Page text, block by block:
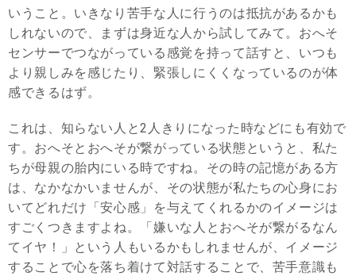
いうこと。いきなり苦手な人に行うのは抵抗があるかも
しれないので、まずは身近な人から試してみて。おへそ
センサーでつながっている感覚を持って話すと、いつも
より親しみを感じたり、緊張しにくくなっているのが体
感できるはず。
これは、知らない人と2人きりになった時などにも有効で
す。おへそとおへそが繋がっている状態というと、私た
ちが母親の胎内にいる時ですね。その時の記憶がある方
は、なかなかいませんが、その状態が私たちの心身にお
いてどれだけ「安心感」を与えてくれるかのイメージは
すごくつきますよね。「嫌いな人とおへそが繋がるなん
てイヤ！」という人もいるかもしれませんが、イメージ
することで心を落ち着けて対話することで、苦手意識も